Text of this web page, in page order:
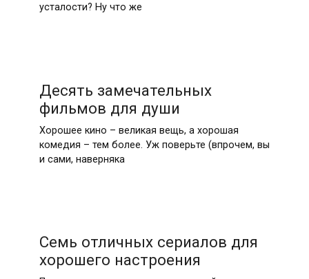
усталости? Ну что же
Десять замечательных
фильмов для души
Хорошее кино – великая вещь, а хорошая
комедия – тем более. Уж поверьте (впрочем, вы
и сами, наверняка
Семь отличных сериалов для
хорошего настроения